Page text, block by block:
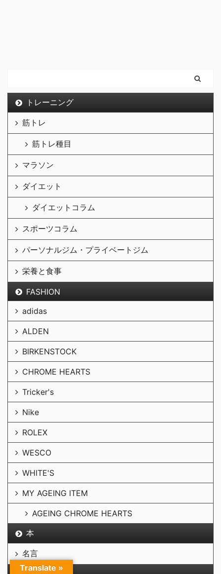
トレーニング
筋トレ
筋トレ種目
マラソン
ダイエット
ダイエットコラム
スポーツコラム
パーソナルジム・プライベートジム
栄養と食事
FASHION
adidas
ALDEN
BIRKENSTOCK
CHROME HEARTS
Tricker's
Nike
ROLEX
WESCO
WHITE'S
MY AGEING ITEM
AGEING CHROME HEARTS
本
名言
Translate »